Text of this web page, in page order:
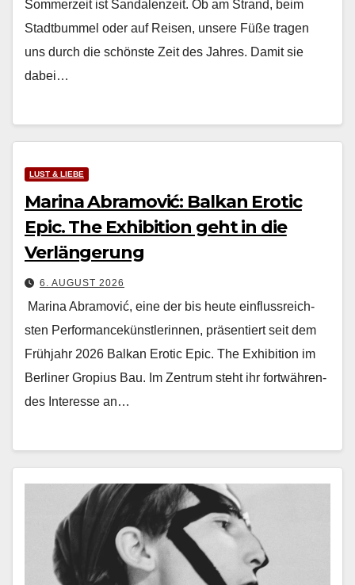
Som­merzeit ist San­dalen­zeit. Ob am Strand, beim
Stadt­bum­mel oder auf Reisen, unsere Füße tra­gen
uns durch die schön­ste Zeit des Jahres. Damit sie
dabei…
LUST & LIEBE
Marina Abramović: Balkan Erotic
Epic. The Exhibition geht in die
Verlängerung
6. AUGUST 2026
Mari­na Abramović, eine der bis heute ein­flussre­ich­
sten Per­for­mancekün­st­lerin­nen, präsen­tiert seit dem
Früh­jahr 2026 Balkan Erot­ic Epic. The Exhi­bi­tion im
Berlin­er Gropius Bau. Im Zen­trum ste­ht ihr fortwähren­
des Inter­esse an…